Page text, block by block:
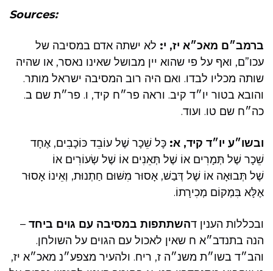
Sources:
ברמב״ם מאכ״א יז, י: לא ישתה אדם במסיבה של
עכו”ם, ואף על פי שהוא יין מבושל שאינו נאסר, או שהיה
שותה מכליו לבדו. ואם היה רוב המסיבה ישראל מותר.
והובא בטור יו״ד קיב. וראה פר״ח קיד, ו. פר״ת שם ב.
כה״ח שם טו. ועוד.
ובשו״ע יו״ד קיד, א: כָּל שֵׁכָר שֶׁל עוֹבֵד כּוֹכָבִים, אֶחָד
שֵׁכָר שֶׁל תְּמָרִים אוֹ שֶׁל תְּאֵנִים אוֹ שֶׁל שְׂעוֹרִים אוֹ
שֶׁל תְּבוּאָה אוֹ שֶׁל דְּבַשׁ, אָסוּר מִשּׁוּם חַתְנוּת, וְאֵינוֹ אָסוּר
אֶלָּא בִּמְקוֹם מְכִירָתוֹ.
ובכללות הענין דהשתתפות במסיבה עם גוים ביחד –
הנה בתנדב״א ח שאין לאכול עם הגוים על השולחן.
והב״ד בשו״ת משנ״ה ז, ריח. ולהעיר מצפע״נ מאכ״א יז,